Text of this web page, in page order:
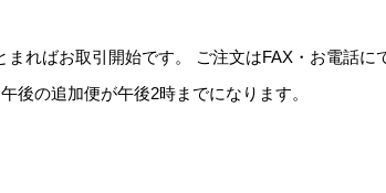
まればお取引開始です。 ご注文はFAX・お電話
後の追加便が午後2時までになります。